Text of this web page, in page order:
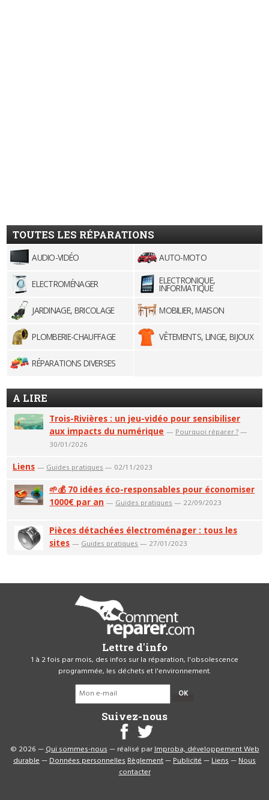
TOUTES LES RÉPARATIONS
AUDIO-VIDÉO AUTO-MOTO
ELECTROMÉNAGER ELECTRONIQUE,
INFORMATIQUE
JARDINAGE, BRICOLAGE
MOBILIER, MAISON
PLOMBERIE-CHAUFFAGE VÊTEMENTS, LINGE, BIJOUX
RÉPARATIONS DIVERSES
A LIRE
Trois-Rivières : un jeu-vidéo pour sensibiliser
aux impacts du numérique — Pourquoi réparer ? —
30/01/2026
Liens — Guides pratiques — 02/11/2023
🌱💰 70 idées éco-responsables pour économiser
1000€ par an — Guides pratiques — 22/09/2023
Pièces détachées électroménager : tous les
sites — Guides pratiques — 27/01/2023
Lettre d'info
1 à 2 fois par mois, des infos sur la réparation, l'obsolescence
programmée, les déchets et l'environnement.
OK
Suivez-nous
© 2026 —Qui sommes-nous— réalisé parImproba, développement Web
durable—Données personnellesRèglement—Publicité—Liens—Nous
contacter